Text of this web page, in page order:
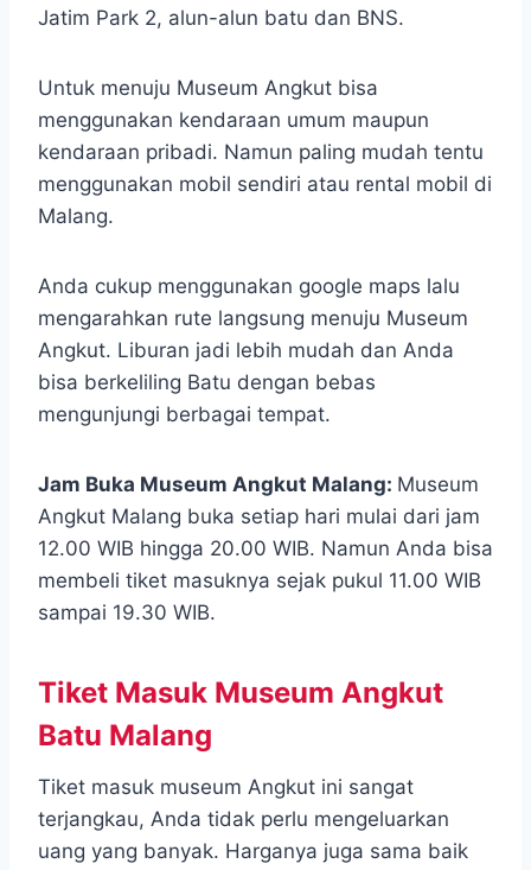
Jatim Park 2, alun-alun batu dan BNS.
Untuk menuju Museum Angkut bisa
menggunakan kendaraan umum maupun
kendaraan pribadi. Namun paling mudah tentu
menggunakan mobil sendiri atau rental mobil di
Malang.
Anda cukup menggunakan google maps lalu
mengarahkan rute langsung menuju Museum
Angkut. Liburan jadi lebih mudah dan Anda
bisa berkeliling Batu dengan bebas
mengunjungi berbagai tempat.
Jam Buka Museum Angkut Malang: Museum
Angkut Malang buka setiap hari mulai dari jam
12.00 WIB hingga 20.00 WIB. Namun Anda bisa
membeli tiket masuknya sejak pukul 11.00 WIB
sampai 19.30 WIB.
Tiket Masuk Museum Angkut
Batu Malang
Tiket masuk museum Angkut ini sangat
terjangkau, Anda tidak perlu mengeluarkan
uang yang banyak. Harganya juga sama baik